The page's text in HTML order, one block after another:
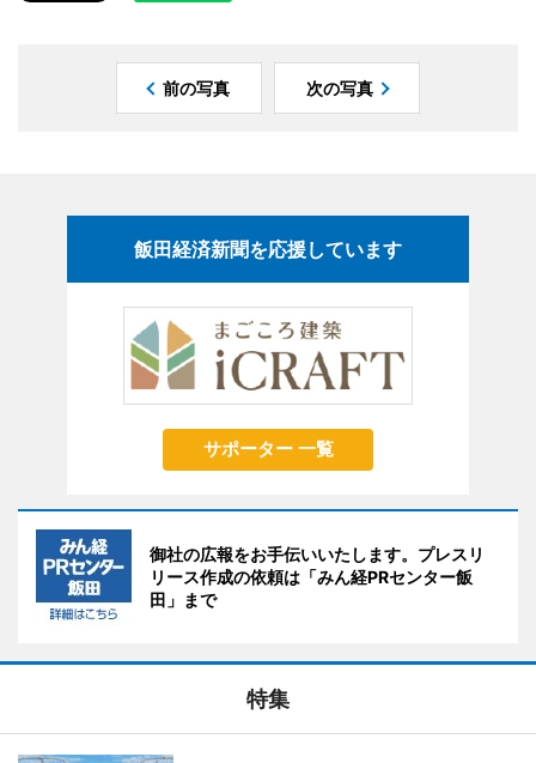
前の写真 次の写真
飯田経済新聞を応援しています
サポーター 一覧
御社の広報をお手伝いいたします。プレスリ
リース作成の依頼は「みん経PRセンター飯
田」まで
特集